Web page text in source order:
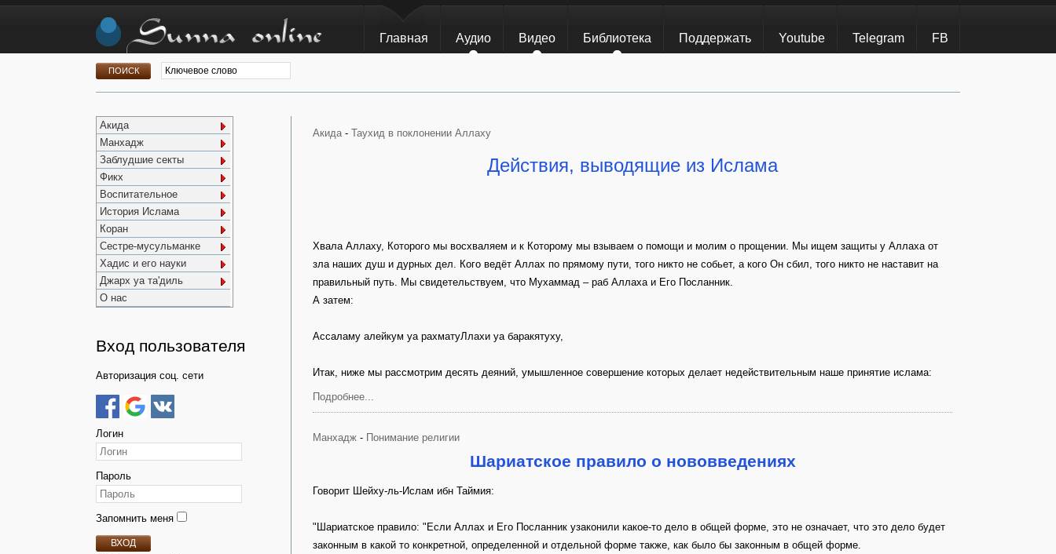
Главная Аудио Видео Библиотека Поддержать Youtube Telegram FB
Акида
Манхадж
Заблудшие секты
Фикх
Воспитательное
История Ислама
Коран
Сестре-мусульманке
Хадис и его науки
Джарх уа та'диль
О нас
Вход пользователя
Авторизация соц. сети
Логин
Пароль
Запомнить меня
ВХОД
Акида- Таухид в поклонении Аллаху
Действия, выводящие из Ислама
Хвала Аллаху, Которого мы восхваляем и к Которому мы взываем о помощи и молим о прощении. Мы ищем защиты у Аллаха от
зла наших душ и дурных дел. Кого ведёт Аллах по прямому пути, того никто не собьет, а кого Он сбил, того никто не наставит на
правильный путь. Мы свидетельствуем, что Мухаммад – раб Аллаха и Его Посланник.
А затем:
Ассаламу алейкум уа рахматуЛлахи уа баракятуху,
Итак, ниже мы рассмотрим десять деяний, умыш­ленное совершение которых делает недействительным наше принятие ислама:
Подробнее...
Манхадж - Понимание религии
Шариатское правило о нововведениях
Говорит Шейху-ль-Ислам ибн Таймия:
"Шариатское правило: "Если Аллах и Его Посланник узаконили какое-то дело в общей форме, это не означает, что это дело будет
законным в какой то конкретной, определенной и отдельной форме также, как было бы законным в общей форме.